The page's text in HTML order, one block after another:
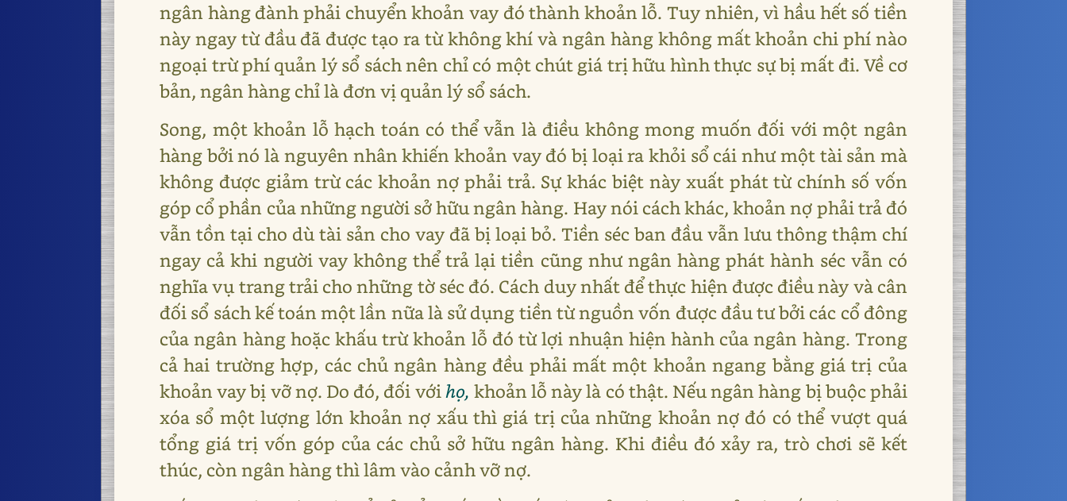
ngân hàng đành phải chuyển khoản vay đó thành khoản lỗ. Tuy nhiên, vì hầu hết số tiền
này ngay từ đầu đã được tạo ra từ không khí và ngân hàng không mất khoản chi phí nào
ngoại trừ phí quản lý sổ sách nên chỉ có một chút giá trị hữu hình thực sự bị mất đi. Về cơ
bản, ngân hàng chỉ là đơn vị quản lý sổ sách.
Song, một khoản lỗ hạch toán có thể vẫn là điều không mong muốn đối với một ngân
hàng bởi nó là nguyên nhân khiến khoản vay đó bị loại ra khỏi sổ cái như một tài sản mà
không được giảm trừ các khoản nợ phải trả. Sự khác biệt này xuất phát từ chính số vốn
góp cổ phần của những người sở hữu ngân hàng. Hay nói cách khác, khoản nợ phải trả đó
vẫn tồn tại cho dù tài sản cho vay đã bị loại bỏ. Tiền séc ban đầu vẫn lưu thông thậm chí
ngay cả khi người vay không thể trả lại tiền cũng như ngân hàng phát hành séc vẫn có
nghĩa vụ trang trải cho những tờ séc đó. Cách duy nhất để thực hiện được điều này và cân
đối sổ sách kế toán một lần nữa là sử dụng tiền từ nguồn vốn được đầu tư bởi các cổ đông
của ngân hàng hoặc khấu trừ khoản lỗ đó từ lợi nhuận hiện hành của ngân hàng. Trong
cả hai trường hợp, các chủ ngân hàng đều phải mất một khoản ngang bằng giá trị của
khoản vay bị vỡ nợ. Do đó, đối vớihọ, khoản lỗ này là có thật. Nếu ngân hàng bị buộc phải
xóa sổ một lượng lớn khoản nợ xấu thì giá trị của những khoản nợ đó có thể vượt quá
tổng giá trị vốn góp của các chủ sở hữu ngân hàng. Khi điều đó xảy ra, trò chơi sẽ kết
thúc, còn ngân hàng thì lâm vào cảnh vỡ nợ.